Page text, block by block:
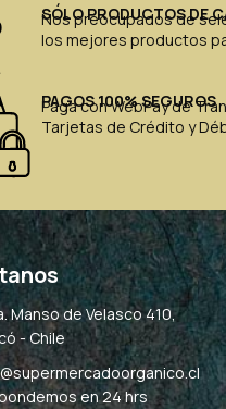
SÓLO PRODUCTOS DE
Nos preocupados de
los mejores productos
PAGOS 100% SEGUROS
Paga con WebPay de
Tarjetas de Crédito y
Manso de Velasco 410,
- Chile
en 24 hrs